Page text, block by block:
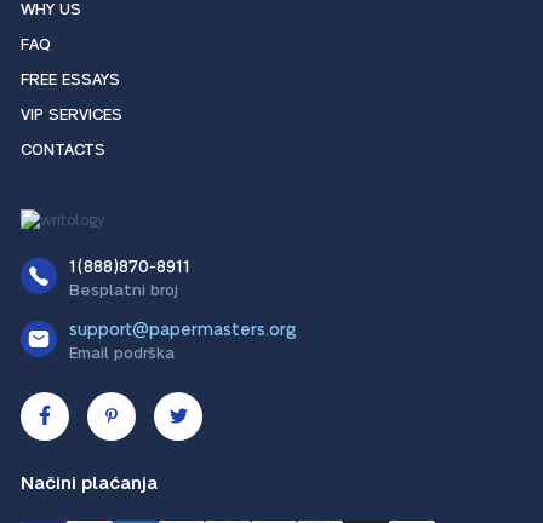
WHY US
FAQ
FREE ESSAYS
VIP SERVICES
CONTACTS
1(888)870-8911
Besplatni broj
support@papermasters.org
Email podrška
Načini plaćanja